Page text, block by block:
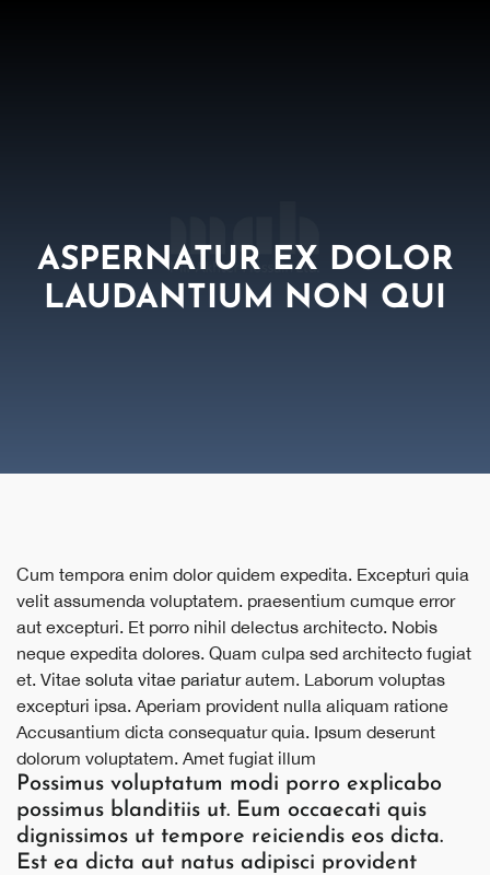
ASPERNATUR EX DOLOR
LAUDANTIUM NON QUI
Cum tempora enim dolor quidem expedita. Excepturi quia
velit assumenda voluptatem. praesentium cumque error
aut excepturi. Et porro nihil delectus architecto. Nobis
neque expedita dolores. Quam culpa sed architecto fugiat
et. Vitae soluta vitae pariaturautem. Laborum voluptas
excepturi ipsa. Aperiam provident nulla aliquam ratione
Accusantium dicta consequatur quia. Ipsum deserunt
dolorum voluptatem. Amet fugiat illum
Possimus voluptatum modi porro explicabo
possimus blanditiis ut. Eum occaecati quis
dignissimos ut tempore reiciendis eos dicta.
Est ea dicta aut natus adipisci provident